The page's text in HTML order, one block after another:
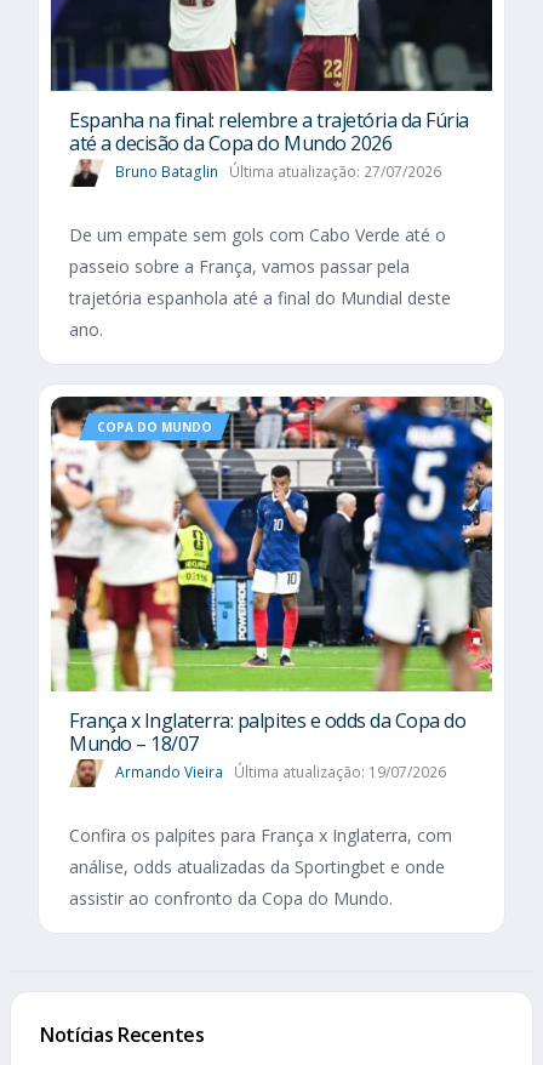
Espanha na final: relembre a trajetória da Fúria
até a decisão da Copa do Mundo 2026
Bruno Bataglin Última atualização: 27/07/2026
De um empate sem gols com Cabo Verde até o
passeio sobre a França, vamos passar pela
trajetória espanhola até a final do Mundial deste
ano.
COPA DO MUNDO
França x Inglaterra: palpites e odds da Copa do
Mundo – 18/07
Armando Vieira Última atualização: 19/07/2026
Confira os palpites para França x Inglaterra, com
análise, odds atualizadas da Sportingbet e onde
assistir ao confronto da Copa do Mundo.
Notícias Recentes